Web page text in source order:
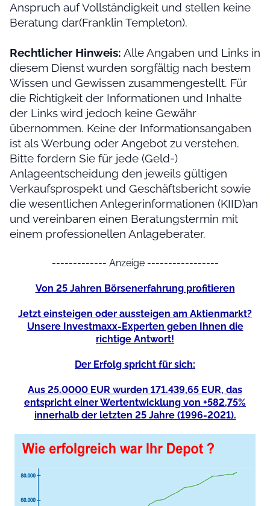
Anspruch auf Vollständigkeit und stellen keine
Beratung dar(Franklin Templeton).
Rechtlicher Hinweis: Alle Angaben und Links in
diesem Dienst wurden sorgfältig nach bestem
Wissen und Gewissen zusammengestellt. Für
die Richtigkeit der Informationen und Inhalte
der Links wird jedoch keine Gewähr
übernommen. Keine der Informationsangaben
ist als Werbung oder Angebot zu verstehen.
Bitte fordern Sie für jede (Geld-)
Anlageentscheidung den jeweils gültigen
Verkaufsprospekt und Geschäftsbericht sowie
die wesentlichen Anlegerinformationen (KIID)an
und vereinbaren einen Beratungstermin mit
einem professionellen Anlageberater.
------------- Anzeige -----------------
Von 25 Jahren Börsenerfahrung profitieren
Jetzt einsteigen oder aussteigen am Aktienmarkt?
Unsere Investmaxx-Experten geben Ihnen die
richtige Antwort!
Der Erfolg spricht für sich:
Aus 25.0000 EUR wurden 171.439,65 EUR, das
entspricht einer Wertentwicklung von +582,75%
innerhalb der letzten 25 Jahre (1996-2021).